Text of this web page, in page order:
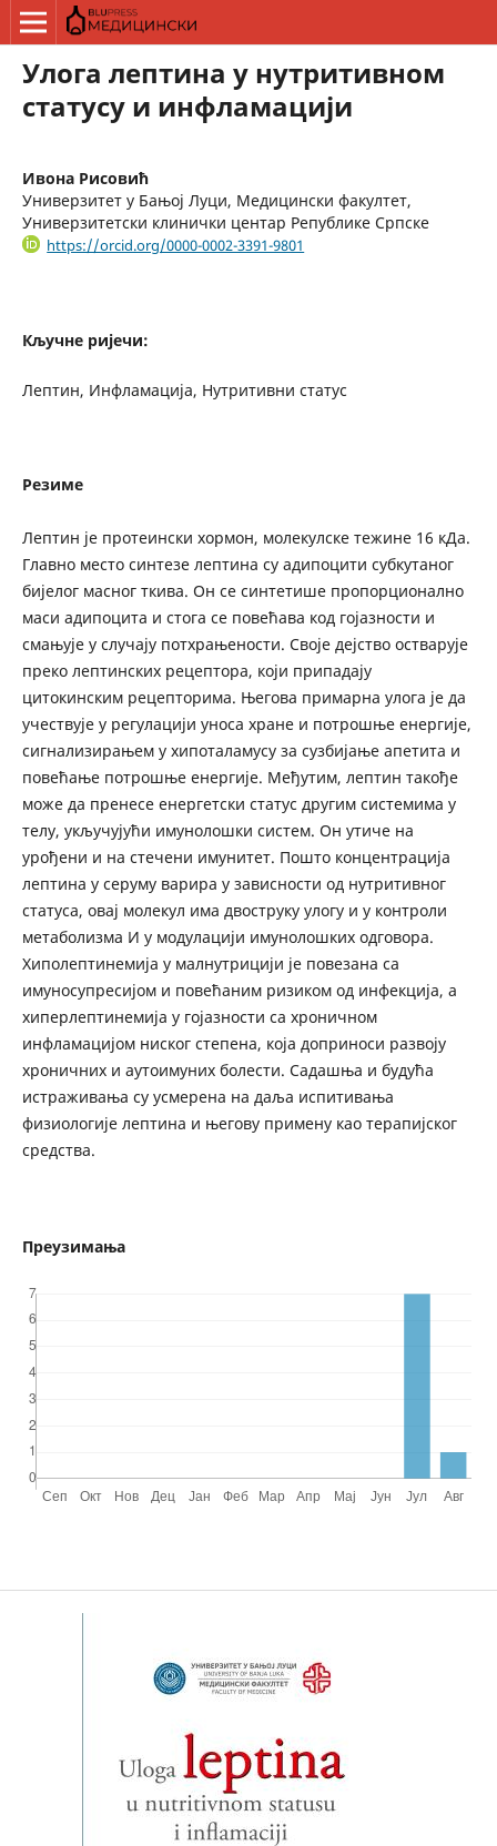
Улога лептина у нутритивном
статусу и инфламацији
Ивона Рисовић
Универзитет у Бањој Луци, Медицински факултет,
Универзитетски клинички центар Републике Српске
https://orcid.org/0000-0002-3391-9801
Кључне ријечи:
Лептин, Инфламација, Нутритивни статус
Резиме
Лептин је протеински хормон, молекулске тежине 16 кДа.
Главно место синтезе лептина су адипоцити субкутаног
бијелог масног ткива. Он се синтетише пропорционално
маси адипоцита и стога се повећава код гојазности и
смањује у случају потхрањености. Своје дејство остварује
преко лептинских рецептора, који припадају
цитокинским рецепторима. Његова примарна улога је да
учествује у регулацији уноса хране и потрошње енергије,
сигнализирањем у хипоталамусу за сузбијање апетита и
повећање потрошње енергије. Међутим, лептин такође
може да пренесе енергетски статус другим системима у
телу, укључујући имунолошки систем. Он утиче на
урођени и на стечени имунитет. Пошто концентрација
лептина у серуму варира у зависности од нутритивног
статуса, овај молекул има двоструку улогу и у контроли
метаболизма И у модулацији имунолошких одговора.
Хиполептинемија у малнутрицији је повезана са
имуносупресијом и повећаним ризиком од инфекција, а
хиперлептинемија у гојазности са хроничном
инфламацијом ниског степена, која доприноси развоју
хроничних и аутоимуних болести. Садашња и будућа
истраживања су усмерена на даља испитивања
физиологије лептина и његову примену као терапијског
средства.
Преузимања